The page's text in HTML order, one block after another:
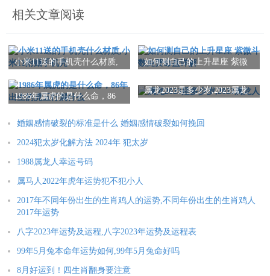
式和行为习惯以及祈福转运为手段进行详细说明，内容充实，言
2025年运势
属鼠人2025年全年运势详解 属牛人2025年全年运势详解
属虎人2025年全年运势详解 属兔人2025年全年运势详解
属龙人2025年全年运势详解 属蛇人2025年全年运势详解
属马人2025年全年运势详解
属猴人2025年全年运势详解 属鸡人2025年全年运势详解
属狗人2025年全年运势详解 属猪人2025年全年运势详解
本文： 属马43岁要注意什么 属马43岁怎么破灾转运
相关文章阅读
小米11送的手机壳什么材质,
如何测自己的上升星座 紫微
1986年属虎的是什么命，86
属龙2023是多少岁,2023属龙
婚姻感情破裂的标准是什么 婚姻感情破裂如何挽回
2024犯太岁化解方法 2024年 犯太岁
1988属龙人幸运号码
属马人2022年虎年运势犯不犯小人
2017年不同年份出生的生肖鸡人的运势,不同年份出生的生肖鸡人
2017年运势
八字2023年运势及运程,八字2023年运势及运程表
99年5月兔本命年运势如何,99年5月兔命好吗
8月好运到！四生肖翻身要注意